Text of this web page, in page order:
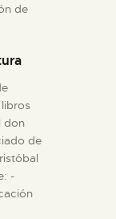
de
don
de
-